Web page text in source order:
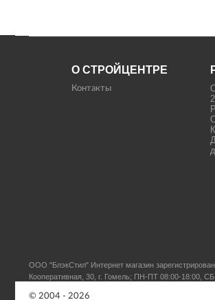
О СТРОЙЦЕНТРЕ
Контакты
ООО "БлэкСтил" Интернет магазин
Кооперативная, 30, г. Гомель; ПН-ПТ 08:00-18:00,
© 2004 - 2026